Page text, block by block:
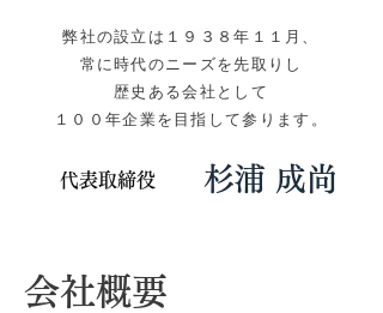
弊社の設立は１９３８年１１月、
常に時代のニーズを先取りし
歴史ある会社として
１００年企業を目指して参ります。
​杉浦 成尚
代表取締役
会社概要